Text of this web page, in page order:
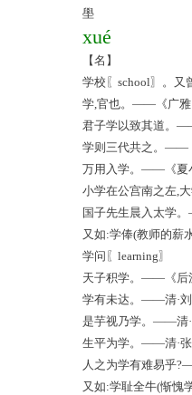
壆
xué
【名】
学校〖school〗。又
学,官也。——《广雅·
君子学以致其道。
学则三代共之。——
万用入学。——《夏
小学在公宫南之左,
国子先生晨入太学
又如:学俸(教师的薪
学问〖learning〗
天子积学。——《后
学有未达。——清·刘
是芋视乃学。——清·
生平为学。——清·张
人之为学有难易乎
又如:学耻全牛(惭愧